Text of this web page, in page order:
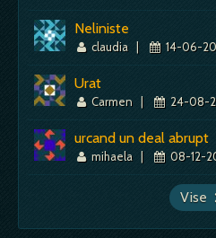
Neliniste
claudia | 14-06-
Urat
Carmen | 24-08-
urcand un deal abrupt
mihaela | 08-12-
Vise